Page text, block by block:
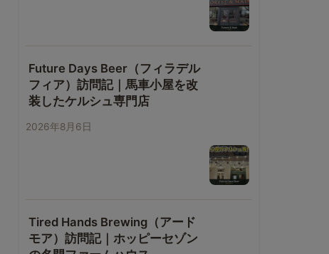
Future Days Beer（フィラデル
フィア）訪問記｜馬車小屋を改
装したケルシュ専門店
2026年8月6日
Tired Hands Brewing（アード
モア）訪問記｜ホッピーセゾン